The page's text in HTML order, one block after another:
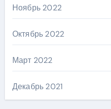
Ноябрь 2022
Октябрь 2022
Март 2022
Декабрь 2021